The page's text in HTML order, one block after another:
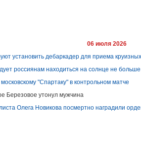
06 июля 2026
установить дебаркадер для приема
россиянам находиться на солнце не
"Спартаку" в контрольном матче
Березовое утонул мужчина
Олега Новикова посмертно наградили